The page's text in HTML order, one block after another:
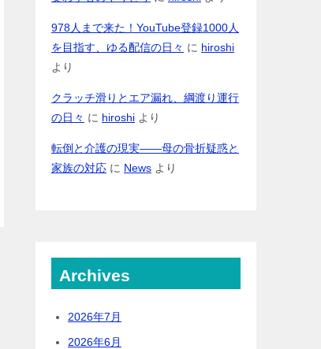
978人まで来た！YouTube登録1000人
を目指す、ゆる配信の日々 に hiroshi
より
クラッチ滑りとエア漏れ、綱渡り運行
の日々 に hiroshi より
転倒と介護の現実――母の骨折疑惑と
家族の対応 に News より
Archives
2026年7月
2026年6月